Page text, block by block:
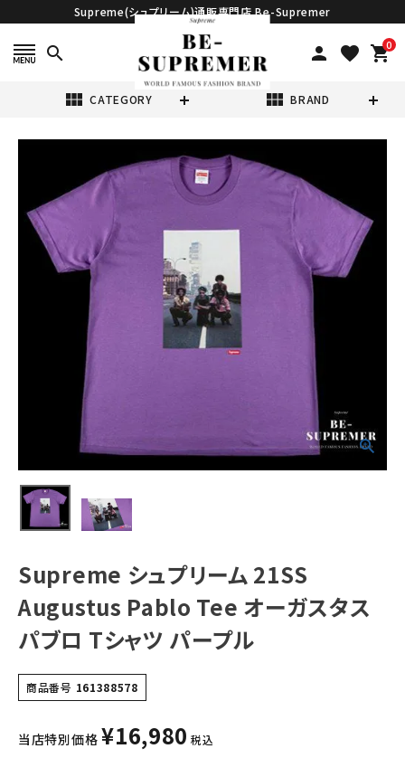
Supreme(シュプリーム)通販専門店 Be-Supremer
search person favorite 0
shopping_cart
view_module CATEGORY view_module BRAND
Supreme シュプ
Pablo Tee オー
ガスタスパブロ T
(税込)
NEW ITEMS
Tシャツ・ロングスリーブ
ジャケット・アウター
キャップ・ハット
バックパック・リュック
その他バッグ類
Supreme シュプリーム 21SS
Augustus Pablo Tee オーガスタス
パブロ Tシャツ パープル
商品番号 161388578
当店特別価格 ¥16,980 税込